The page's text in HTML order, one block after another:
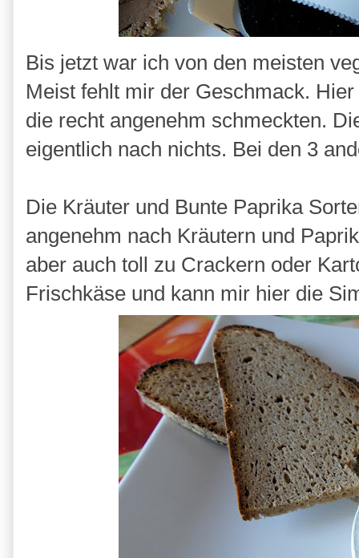
Bis jetzt war ich von den meisten
Meist fehlt mir der Geschmack.
die recht angenehm schmeckten.
eigentlich nach nichts. Bei den 3
Die Kräuter und Bunte Paprika
angenehm nach Kräutern und
aber auch toll zu Crackern oder
Frischkäse und kann mir hier die